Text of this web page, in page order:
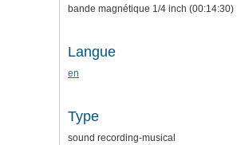
bande magnétique 1/4 inch (00:14:30)
Langue
en
Type
sound recording-musical